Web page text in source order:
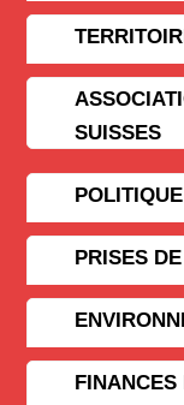
SUISSES
PRISES
FINANCES